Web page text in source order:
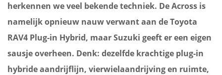
herkennen we veel bekende techniek. De Across is
namelijk opnieuw nauw verwant aan de Toyota
RAV4 Plug-in Hybrid, maar Suzuki geeft er een eigen
sausje overheen. Denk: dezelfde krachtige plug-in
hybride aandrijflijn, vierwielaandrijving en ruimte,